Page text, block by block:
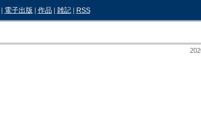
| 電子出版 | 作品 | 雑記 | RSS